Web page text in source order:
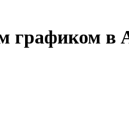
графиком в